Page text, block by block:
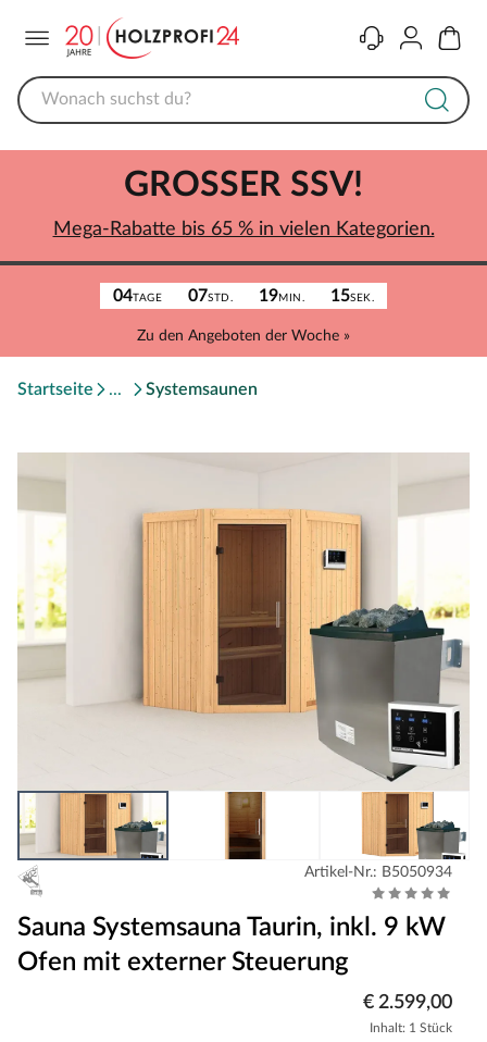
KontaktKonto
04TAGE 07STD. 19MIN. 15SEK.
Zu den Angeboten der Woche »
GROSSER SSV!
Mega-Rabatte bis 65 % in vielen Kategorien.
Startseite Systemsaunen
Artikel-Nr.: B5050934
Sauna Systemsauna Taurin, inkl. 9 kW
Ofen mit externer Steuerung
€ 2.599,00
Inhalt: 1 Stück